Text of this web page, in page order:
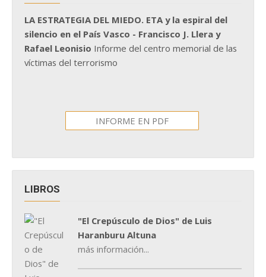
LA ESTRATEGIA DEL MIEDO. ETA y la espiral del
silencio en el País Vasco - Francisco J. Llera y
Rafael Leonisio Informe del centro memorial de las
víctimas del terrorismo
INFORME EN PDF
LIBROS
"El Crepúsculo de Dios" de Luis
Haranburu Altuna
más información...